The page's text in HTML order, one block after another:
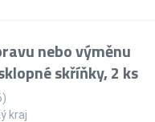
nebo výměnu
skříňky, 2 ks
kraj